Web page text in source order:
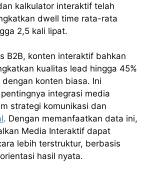
kalkulator interaktif telah
dwell time rata-rata
2,5 kali lipat.
B2B, konten interaktif bahkan
kualitas lead hingga 45%
konten biasa. Ini
integrasi media
strategi komunikasi dan
. Dengan memanfaatkan data ini,
Media Interaktif dapat
lebih terstruktur, berbasis
hasil nyata.